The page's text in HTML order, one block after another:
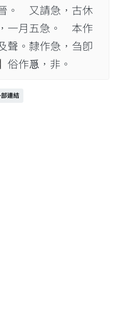
。 又請急，古休
一月五急。 本作
聲。隸作急，刍卽
俗作𢚩，非。
連結